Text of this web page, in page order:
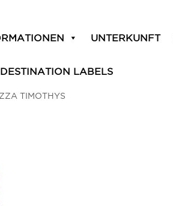
UNTERKUNFT
DESTINATION LABELS
TIMOTHYS